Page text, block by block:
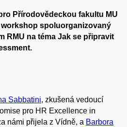
Přírodovědeckou fakultu MU
spoluorganizovaný
RMU na téma Jak se připravit
Sabbatini, zkušená vedoucí
pro HR Excellence in
námi přijela z Vídně, a Barbora